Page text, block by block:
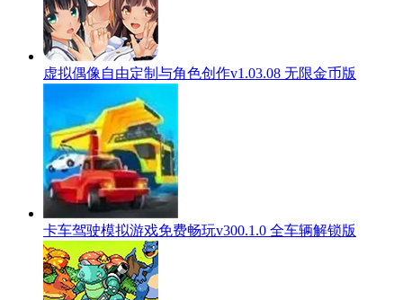
虚拟偶像自由定制与角色创作v1.03.08 无限金币版
卡车驾驶模拟游戏免费畅玩v300.1.0 全车辆解锁版